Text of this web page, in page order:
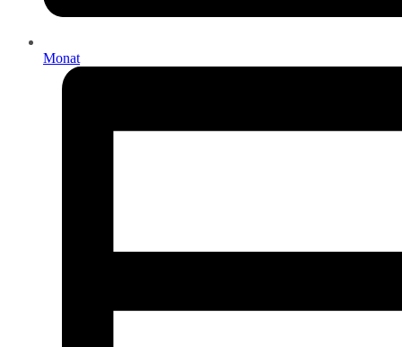
Monat